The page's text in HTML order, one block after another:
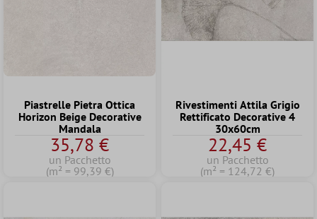
Piastrelle Pietra Ottica
Horizon Beige Decorative
Mandala
35,78 €
un Pacchetto
(m² = 99,39 €)
Rivestimenti Attila Grigio
Rettificato Decorative 4
30x60cm
22,45 €
un Pacchetto
(m² = 124,72 €)